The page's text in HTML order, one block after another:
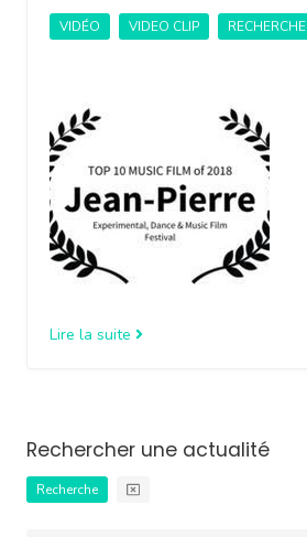
VIDÉO VIDEO CLIP RECHERCHE
Lire la suite
Rechercher une actualité
Recherche